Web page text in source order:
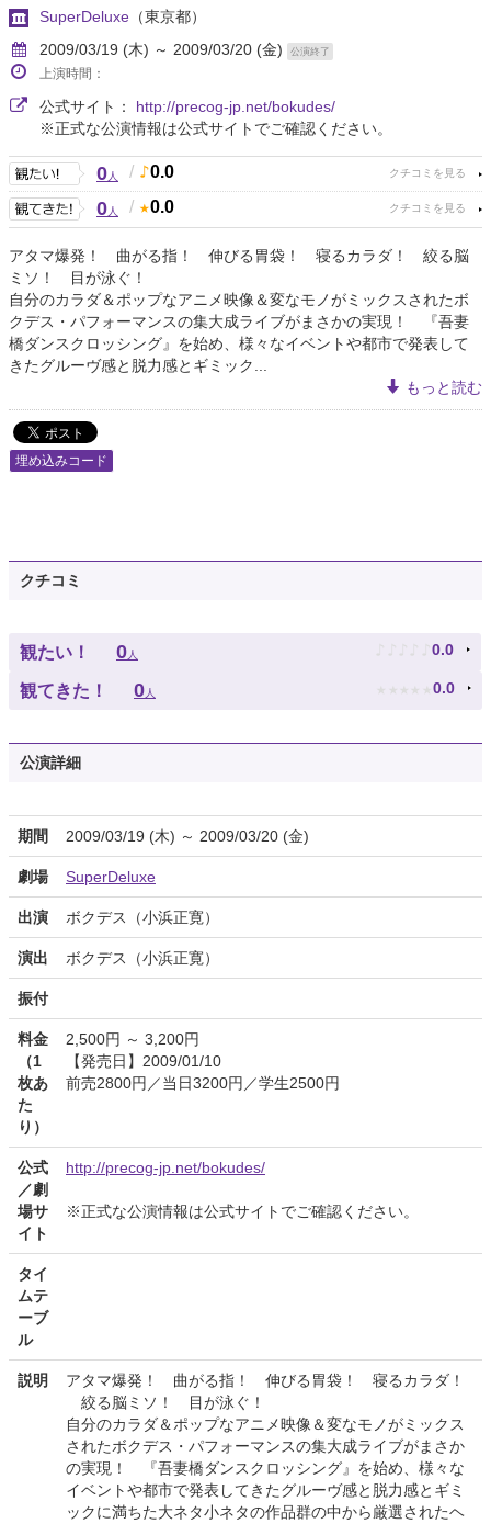
SuperDeluxe （東京都）
2009/03/19 (木) ～ 2009/03/20 (金)
公演終了
上演時間：
公式サイト： http://precog-jp.net/bokudes/
※正式な公演情報は公式サイトでご確認ください。
0人 / 0.0
0人 / 0.0
アタマ爆発！ 曲がる指！ 伸びる胃袋！ 寝るカラダ！ 絞る脳
ミソ！ 目が泳ぐ！
自分のカラダ＆ポップなアニメ映像＆変なモノがミックスされたボ
クデス・パフォーマンスの集大成ライブがまさかの実現！ 『吾妻
橋ダンスクロッシング』を始め、様々なイベントや都市で発表して
きたグルーヴ感と脱力感とギミック...
もっと読む
埋め込みコード
クチコミ
観たい！ 0人 ♪ ♪ ♪ ♪ ♪ 0.0
観てきた！ 0人 ★ ★ ★ ★ ★ 0.0
公演詳細
期間 2009/03/19 (木) ～ 2009/03/20 (金)
劇場 SuperDeluxe
出演 ボクデス（小浜正寛）
演出 ボクデス（小浜正寛）
振付
料金
（1
枚あ
た
り）
2,500円 ～ 3,200円
【発売日】2009/01/10
前売2800円／当日3200円／学生2500円
公式
／劇
場サ
イト
http://precog-jp.net/bokudes/
※正式な公演情報は公式サイトでご確認ください。
タイ
ムテ
ーブ
ル
説明
アタマ爆発！ 曲がる指！ 伸びる胃袋！ 寝るカラダ！
絞る脳ミソ！ 目が泳ぐ！
自分のカラダ＆ポップなアニメ映像＆変なモノがミックス
されたボクデス・パフォーマンスの集大成ライブがまさか
の実現！ 『吾妻橋ダンスクロッシング』を始め、様々な
イベントや都市で発表してきたグルーヴ感と脱力感とギミ
ックに満ちた大ネタ小ネタの作品群の中から厳選されたヘ